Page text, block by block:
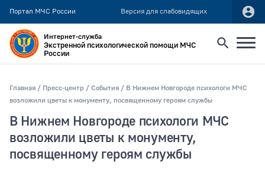
Портал МЧС России Версия для слабовидящих
Искать по:
всей фразе
отдельным словам
Интернет-служба
Экстренной психологической помощи МЧС
России
Главная Пресс-центр События
В Нижнем Новгороде психологи МЧС
возложили цветы к монументу, посвященному героям службы
В Нижнем Новгороде психологи МЧС
возложили цветы к монументу,
посвященному героям службы